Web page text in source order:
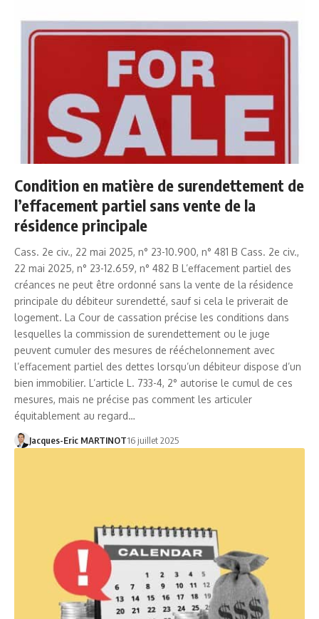
Condition en matière de surendettement de
l’effacement partiel sans vente de la
résidence principale
Cass. 2e civ., 22 mai 2025, n° 23-10.900, n° 481 B Cass. 2e civ.,
22 mai 2025, n° 23-12.659, n° 482 B L’effacement partiel des
créances ne peut être ordonné sans la vente de la résidence
principale du débiteur surendetté, sauf si cela le priverait de
logement. La Cour de cassation précise les conditions dans
lesquelles la commission de surendettement ou le juge
peuvent cumuler des mesures de rééchelonnement avec
l’effacement partiel des dettes lorsqu’un débiteur dispose d’un
bien immobilier. L’article L. 733-4, 2° autorise le cumul de ces
mesures, mais ne précise pas comment les articuler
équitablement au regard…
Jacques-Eric MARTINOT16 juillet 2025